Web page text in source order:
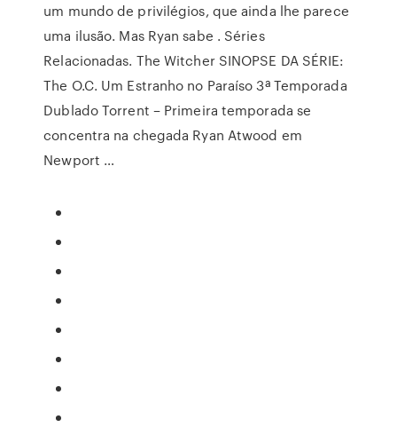
um mundo de privilégios, que ainda lhe parece
uma ilusão. Mas Ryan sabe . Séries
Relacionadas. The Witcher SINOPSE DA SÉRIE:
The O.C. Um Estranho no Paraíso 3ª Temporada
Dublado Torrent – Primeira temporada se
concentra na chegada Ryan Atwood em
Newport …